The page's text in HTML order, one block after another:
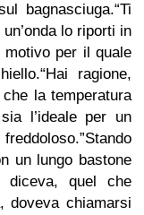
bagnasciuga.“Ti
lo riporti in
motivo per il quale
ragione,
la temperatura
l’ideale per un
un lungo bastone
quel che
doveva chiamarsi